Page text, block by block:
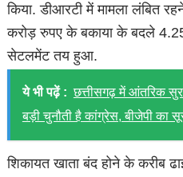
किया. डीआरटी में मामला लंबित
करोड़ रुपए के बकाया के बदले
सेटलमेंट तय हुआ.
ये भी पढ़ें : छत्तीसगढ़ में आंतरिक
बड़ी चुनौती है कांग्रेस, बीजेपी का
शिकायत खाता बंद होने के करीब